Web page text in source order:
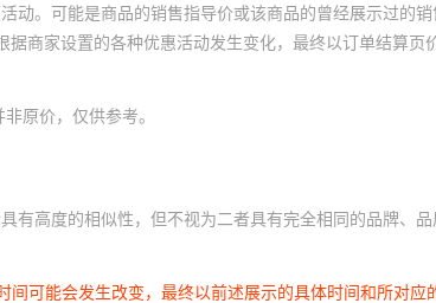
。可能是商品的销售指导价或该商品的曾经展示过的销
商家设置的各种优惠活动发生变化，最终以订单结算页
原价，仅供参考。
高度的相似性，但不视为二者具有完全相同的品牌、品
可能会发生改变，最终以前述展示的具体时间和所对应